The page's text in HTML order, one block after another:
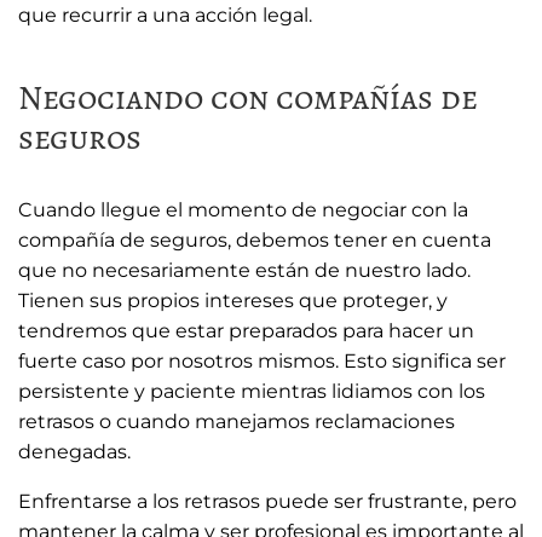
que recurrir a una acción legal.
Negociando con compañías de
seguros
Cuando llegue el momento de negociar con la
compañía de seguros, debemos tener en cuenta
que no necesariamente están de nuestro lado.
Tienen sus propios intereses que proteger, y
tendremos que estar preparados para hacer un
fuerte caso por nosotros mismos. Esto significa ser
persistente y paciente mientras lidiamos con los
retrasos o cuando manejamos reclamaciones
denegadas.
Enfrentarse a los retrasos puede ser frustrante, pero
mantener la calma y ser profesional es importante al